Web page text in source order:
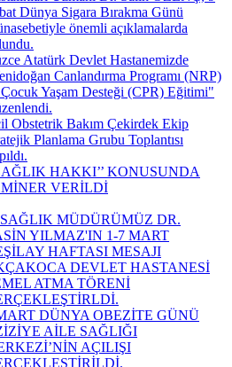
Dünya Sigara Bırakma Günü
önemli açıklamalarda
Atatürk Devlet Hastanemizde
Canlandırma Programı (NRP)
Yaşam Desteği (CPR) Eğitimi"
Obstetrik Bakım Çekirdek Ekip
Planlama Grubu Toplantısı
HAKKI’’ KONUSUNDA
VERİLDİ
MÜDÜRÜMÜZ DR.
YILMAZ'IN 1-7 MART
HAFTASI MESAJI
DEVLET HASTANESİ
ATMA TÖRENİ
DÜNYA OBEZİTE GÜNÜ
AİLE SAĞLIĞI
AÇILIŞI